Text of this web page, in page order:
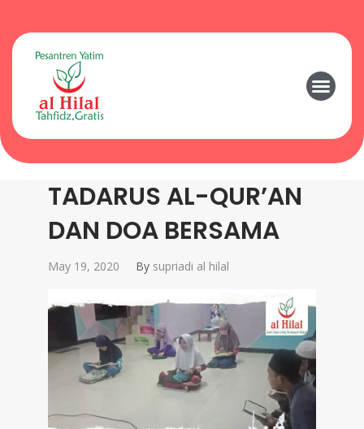
TADARUS AL-QUR’AN
DAN DOA BERSAMA
May 19, 2020 By supriadi al hilal